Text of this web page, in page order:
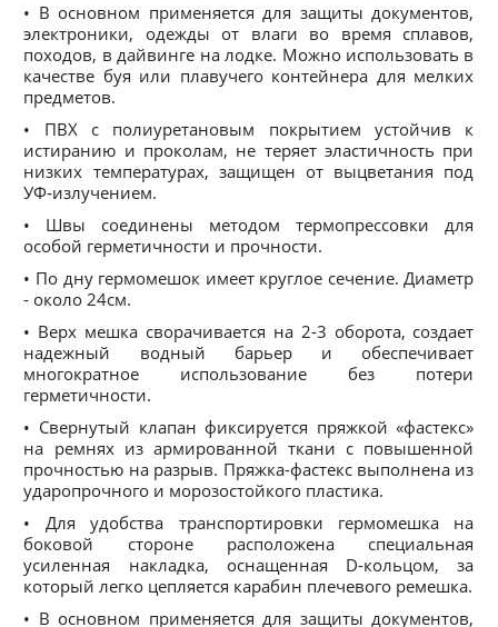
• В основном применяется для защиты документов,
электроники, одежды от влаги во время сплавов,
походов, в дайвинге на лодке. Можно использовать в
качестве буя или плавучего контейнера для мелких
предметов.
• ПВХ с полиуретановым покрытием устойчив к
истиранию и проколам, не теряет эластичность при
низких температурах, защищен от выцветания под
УФ‑излучением.
• Швы соединены методом термопрессовки для
особой герметичности и прочности.
• По дну гермомешок имеет круглое сечение. Диаметр
- около 24см.
• Верх мешка сворачивается на 2-3 оборота, создает
надежный водный барьер и обеспечивает
многократное использование без потери
герметичности.
• Свернутый клапан фиксируется пряжкой «фастекс»
на ремнях из армированной ткани с повышенной
прочностью на разрыв. Пряжка-фастекс выполнена из
ударопрочного и морозостойкого пластика.
• Для удобства транспортировки гермомешка на
боковой стороне расположена специальная
усиленная накладка, оснащенная D-кольцом, за
который легко цепляется карабин плечевого ремешка.
• В основном применяется для защиты документов,